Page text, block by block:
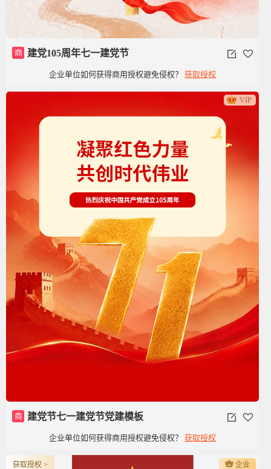
商 建党105周年七一建党节
企业单位如何获得商用授权避免侵权？ 获取授权
VIP
商 建党节七一建党节党建模板
企业单位如何获得商用授权避免侵权？ 获取授权
获取授权 > 企业